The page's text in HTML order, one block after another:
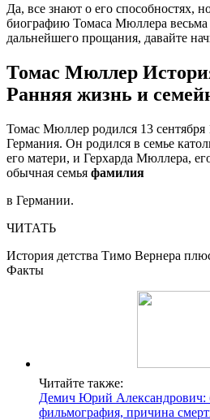
Да, все знают о его способностях,
биографию Томаса Мюллера весьма
дальнейшего прощания, давайте
Томас Мюллер
Ранняя жизнь и
Томас Мюллер родился 13 сентября
Германия. Он родился в семье
его матери, и Герхарда Мюллера,
обычная семья фамилия
в Германии.
ЧИТАТЬ
История детства Тимо Вернера
Факты
Читайте также:
Демич Юрий Александрович:
фильмография, причина